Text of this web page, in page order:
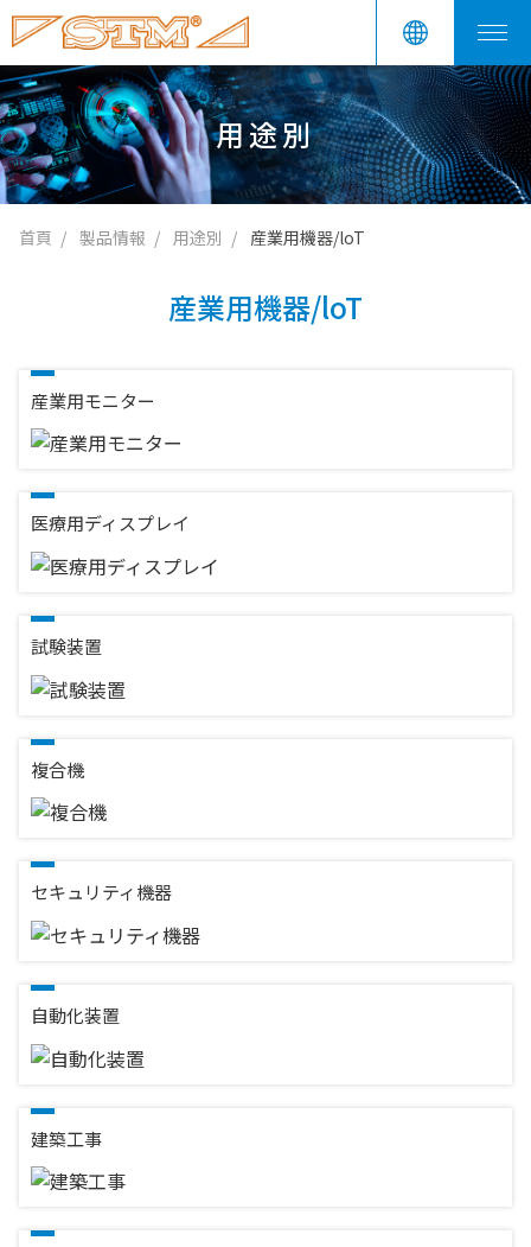
用途別
首頁 製品情報 用途別 産業用機器/loT
産業用機器/loT
産業用モニター
医療用ディスプレイ
試験装置
複合機
セキュリティ機器
自動化装置
建築工事